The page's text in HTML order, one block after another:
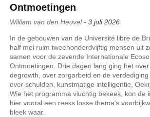
Ontmoetingen
William van den Heuvel- 3 juli 2026
In de gebouwen van de Université libre de
half mei ruim tweehonderdvijftig mensen uit
samen voor de zevende Internationale
Ontmoetingen. Drie dagen lang ging het
degrowth, over zorgarbeid en de verdediging
over schulden, kunstmatige intelligentie,
Wie het programma vluchtig bekeek, kon de
hier vooral een reeks losse thema's
bleek waar.